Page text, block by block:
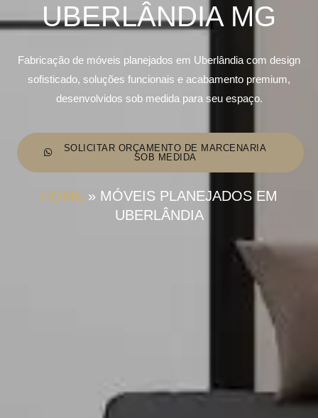
UBERLÂNDIA MG
Fabricação de móveis planejados em Uberlândia com design
sofisticado, soluções funcionais e acabamento premium,
desenvolvidos sob medida para seu espaço.
SOLICITAR ORÇAMENTO DE MARCENARIA
SOB MEDIDA
HOME » MÓVEIS PLANEJADOS EM
UBERLÂNDIA